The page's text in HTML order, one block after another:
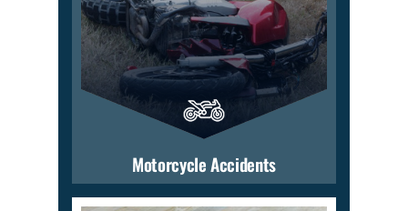
Motorcycle Accidents